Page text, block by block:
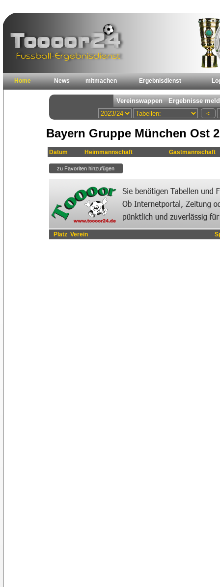
Home News mitmachen Ergebnisdienst
Bayern Gruppe München Ost 2
Datum Heimmannschaft Gastmannschaft
Platz Verein